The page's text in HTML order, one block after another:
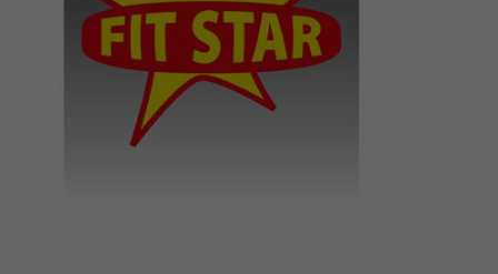
Alle akzeptieren Speichern
Nur essenzielle Cookies akzeptieren
Zurück
Datenschutzeinstellungen